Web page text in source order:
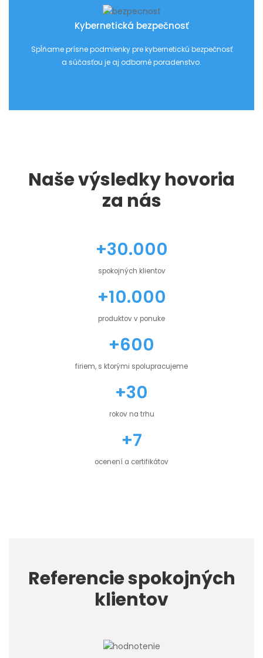
Kybernetická bezpečnosť
Spĺňame prísne podmienky pre kybernetickú bezpečnosť
a súčasťou je aj odborné poradenstvo.
Naše výsledky hovoria
za nás
+30.000
spokojných klientov
+10.000
produktov v ponuke
+600
firiem, s ktorými spolupracujeme
+30
rokov na trhu
+7
ocenení a certifikátov
Referencie spokojných
klientov